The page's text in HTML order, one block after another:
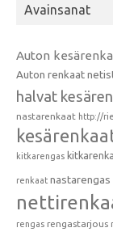
Avainsanat
Auton
Auton renkaat
halvat
nastarenkaat http://
kitkarengas
renkaat nastarengas
rengas rengastarjous